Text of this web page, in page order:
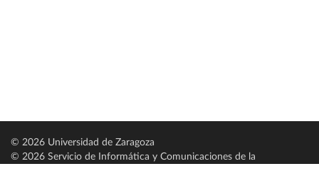
© 2026 Universidad de Zaragoza
© 2026 Servicio de Informática y Comunicaciones de la